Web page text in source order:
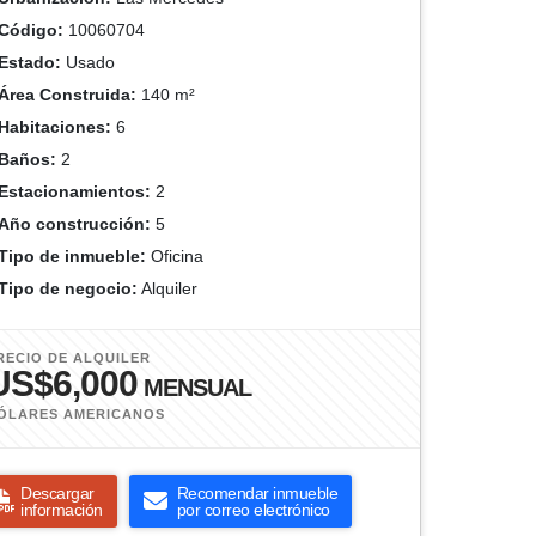
10060704
Usado
Construida: 140 m²
6
2
2
construcción: 5
de inmueble: Oficina
de negocio: Alquiler
DE ALQUILER
MENSUAL
AMERICANOS
Descargar
información
Recomendar inmueble
por correo electrónico